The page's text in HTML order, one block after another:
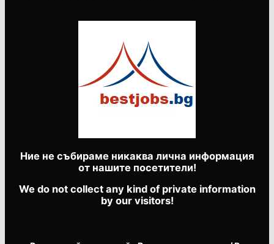
Ние не събираме никаква лична информация
от нашите посетители!
We do not collect any kind of private information
by our visitors!